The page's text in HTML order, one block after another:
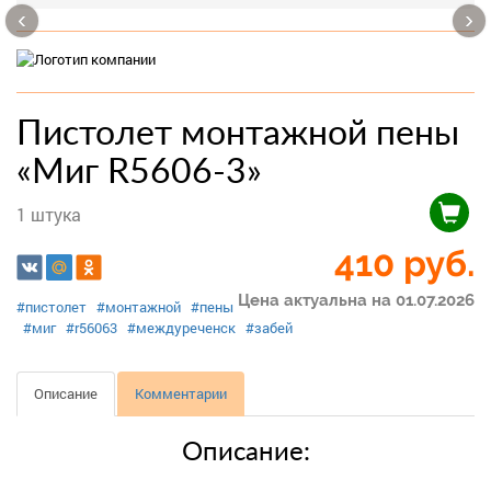
Пистолет монтажной пены
«Миг R5606-3»
1 штука
410 руб.
Цена актуальна на 01.07.2026
#пистолет #монтажной #пены
#миг #r56063 #междуреченск #забей
Описание Комментарии
Описание:
‹ ›